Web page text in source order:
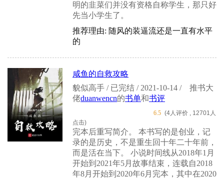
明的韭菜们并没有资格自称学生，那只好
先当小学生了。
推荐理由: 随风的装逼流还是一直有水平
的
咸鱼的自救攻略
貌似高手 / 已完结 / 2021-10-14 /
推书大
佬duanwencn的书单和书评
6.5 (4人评价 , 12701人
点击)
完本后重写简介。 本书写的是创业，记
录的是历史，不是重生回十年二十年前，
而是活在当下。 小说时间线从2018年1月
开始到2021年5月故事结束，连载自2018
年8月开始到2020年6月完本，其中在2020